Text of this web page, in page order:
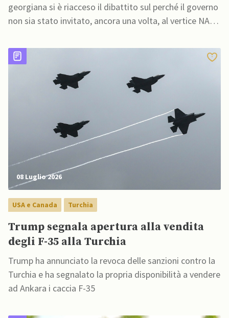
georgiana si è riacceso il dibattito sul perché il governo
non sia stato invitato, ancora una volta, al vertice NATO
08 Luglio 2026
USA e Canada Turchia
Trump segnala apertura alla vendita
degli F-35 alla Turchia
Trump ha annunciato la revoca delle sanzioni contro la
Turchia e ha segnalato la propria disponibilità a vendere
ad Ankara i caccia F-35